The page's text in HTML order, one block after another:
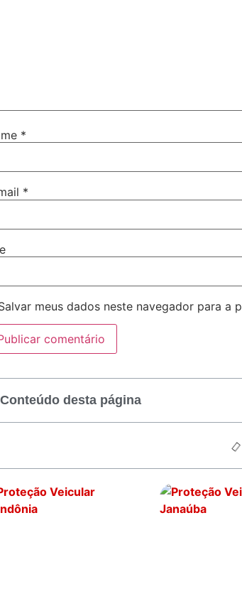
*
*
meus dados neste navegador para a
Conteúdo desta página